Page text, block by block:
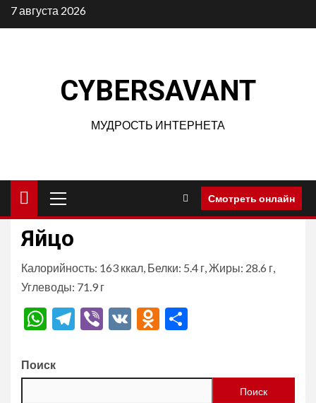
Перейти
к
7 августа 2026
CYBERSAVANT
МУДРОСТЬ ИНТЕРНЕТА
меню
Смотреть онлайн
Яйцо
Калорийность: 163 ккал, Белки: 5.4 г, Жиры: 28.6 г,
Углеводы: 71.9 г
WhatsApp
Telegram
Viber
VK Odnoklassniki
Поиск
Поиск